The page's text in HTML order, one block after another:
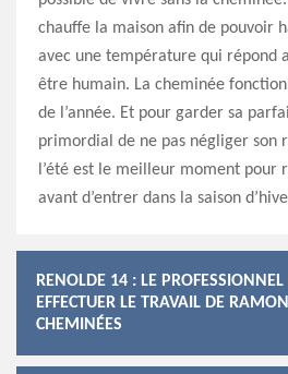
chauffe la maison afin de pouvoir
avec une température qui répond
être humain. La cheminée
de l’année. Et pour garder sa
primordial de ne pas négliger son
l’été est le meilleur moment pour
avant d’entrer dans la saison
RENOLDE 14 : LE
EFFECTUER LE TRAVAIL DE
CHEMINÉES